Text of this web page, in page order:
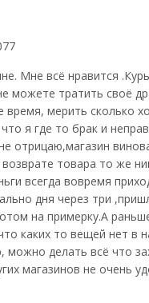
Мне всё нравится
можете тратить своё
мерить сколько
я где то брак и
отрицаю,магазин
товара то же
всегда вовремя
дня через три
на примерку.А
каких то вещей нет в
можно делать всё что
магазинов не очень